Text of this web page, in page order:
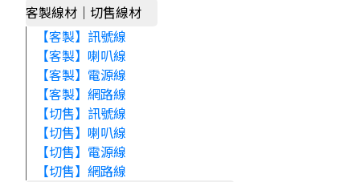
客製線材｜切售線材
【客製】訊號線
【客製】喇叭線
【客製】電源線
【客製】網路線
【切售】訊號線
【切售】喇叭線
【切售】電源線
【切售】網路線